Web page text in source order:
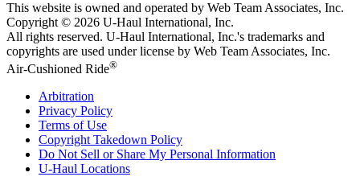
This website is owned and operated by Web Team Associates, Inc.
Copyright © 2026 U-Haul International, Inc.
All rights reserved. U-Haul International, Inc.'s trademarks and
copyrights are used under license by Web Team Associates, Inc.
Air-Cushioned Ride®
Arbitration
Privacy Policy
Terms of Use
Copyright Takedown Policy
Do Not Sell or Share My Personal Information
U-Haul Locations